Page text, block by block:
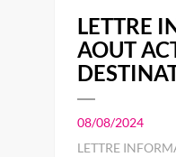
LETTRE
AOUT
08/08/2024
LETTRE